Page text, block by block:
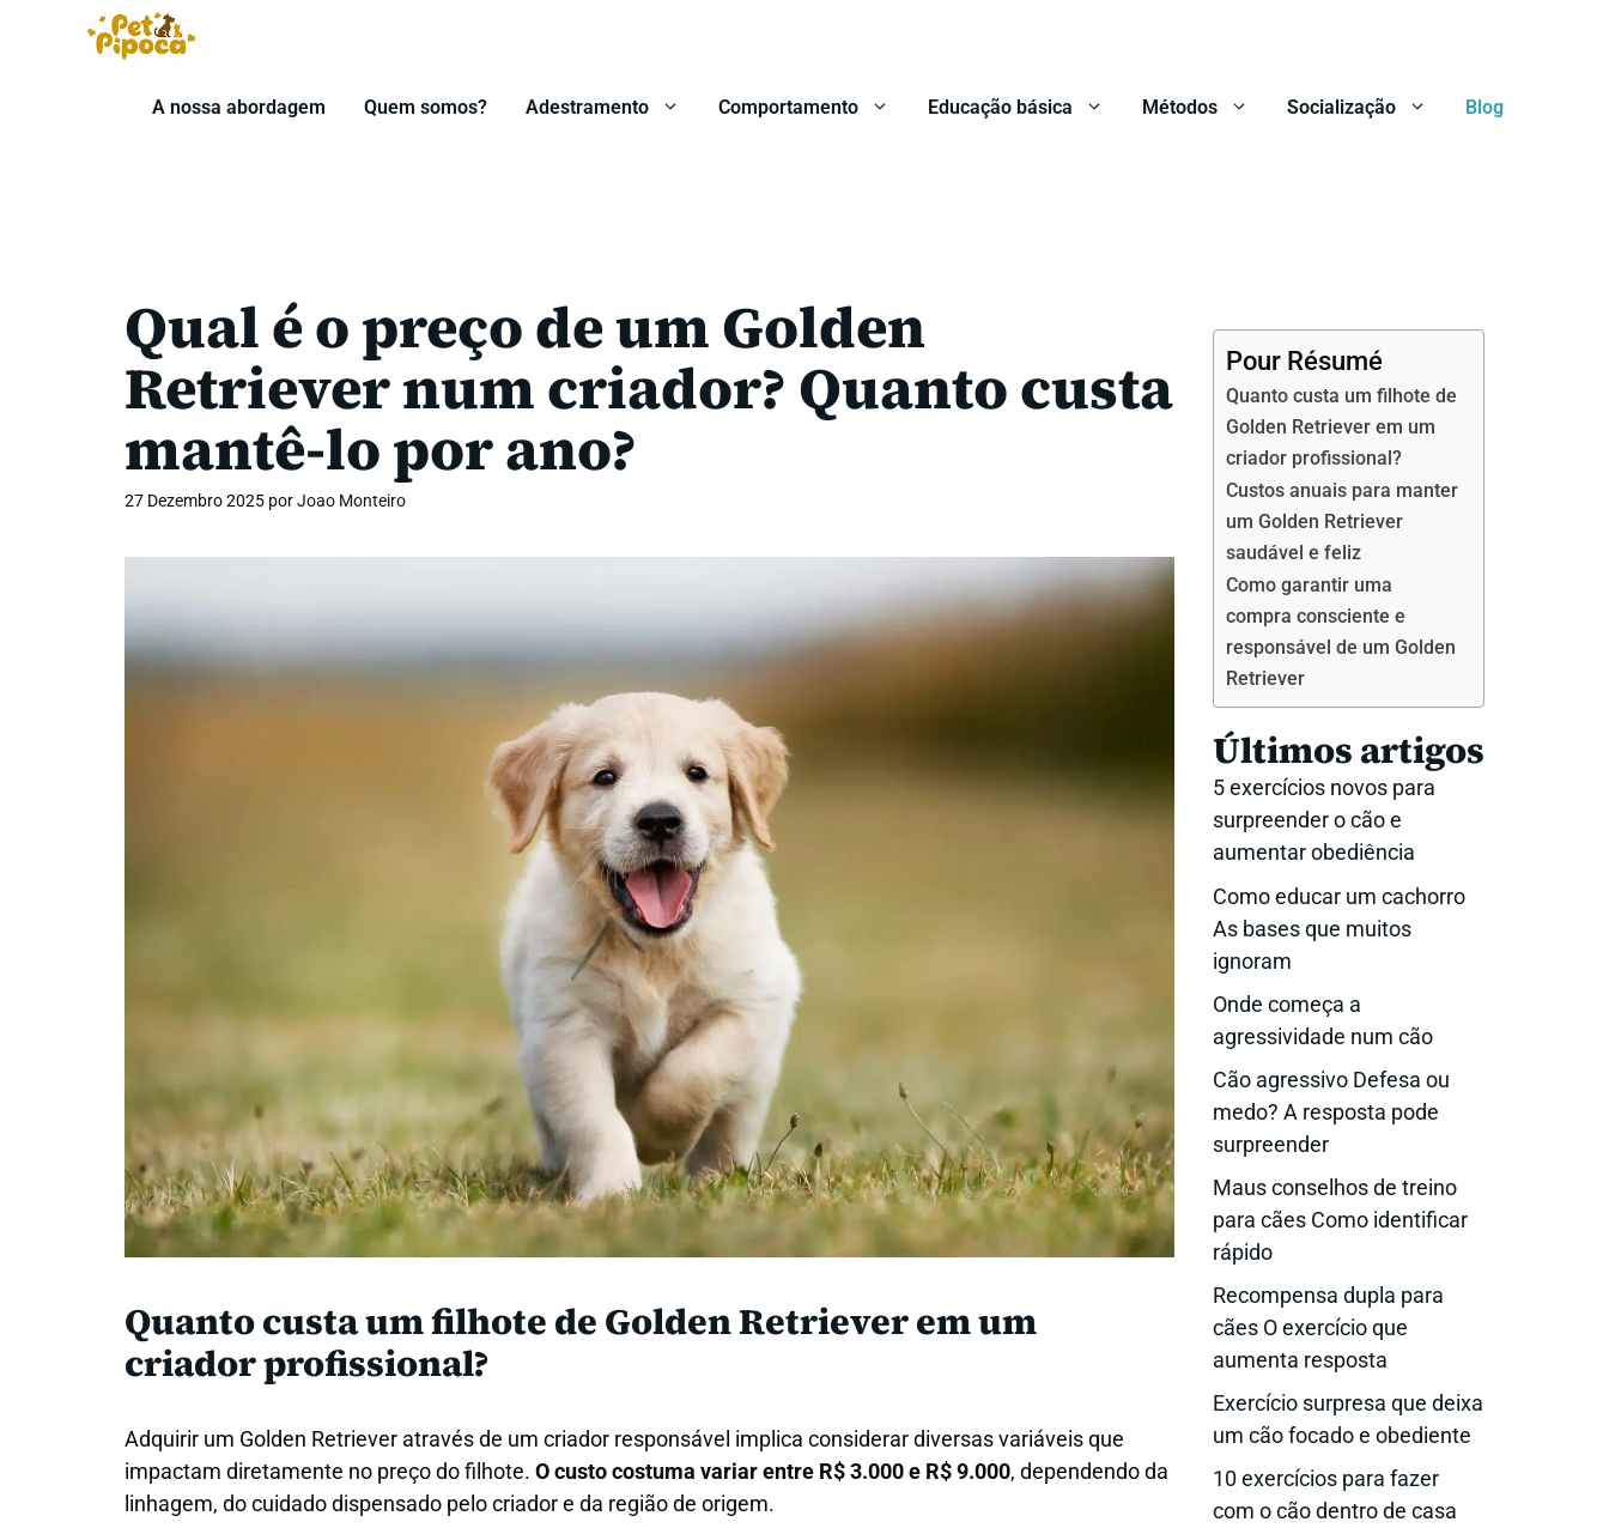
A nossa abordagem Quem somos? Adestramento Comportamento Educação básica Métodos Socialização Blog
Qual é o preço de um Golden
Retriever num criador? Quanto custa
mantê-lo por ano?
27 Dezembro 2025 porJoao Monteiro
Quanto custa um filhote de Golden Retriever em um
criador profissional?
Adquirir um Golden Retriever através de um criador responsável implica considerar diversas variáveis que
impactam diretamente no preço do filhote. O custo costuma variar entre R$ 3.000 e R$ 9.000, dependendo da
linhagem, do cuidado dispensado pelo criador e da região de origem.
Pour Résumé
Quanto custa um filhote de
Golden Retriever em um
criador profissional?
Custos anuais para manter
um Golden Retriever
saudável e feliz
Como garantir uma
compra consciente e
responsável de um Golden
Retriever
Últimos artigos
5 exercícios novos para
surpreender o cão e
aumentar obediência
Como educar um cachorro
As bases que muitos
ignoram
Onde começa a
agressividade num cão
Cão agressivo Defesa ou
medo? A resposta pode
surpreender
Maus conselhos de treino
para cães Como identificar
rápido
Recompensa dupla para
cães O exercício que
aumenta resposta
Exercício surpresa que deixa
um cão focado e obediente
10 exercícios para fazer
com o cão dentro de casa